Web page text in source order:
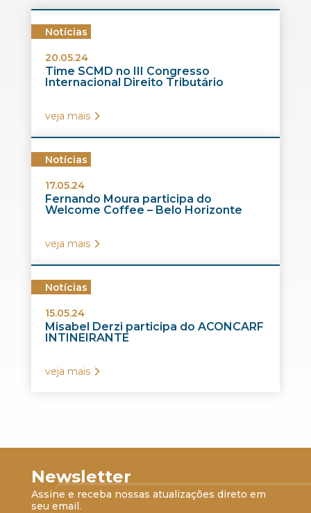
Notícias
20.05.24
Time SCMD no III Congresso
Internacional Direito Tributário
veja mais
Notícias
17.05.24
Fernando Moura participa do
Welcome Coffee – Belo Horizonte
veja mais
Notícias
15.05.24
Misabel Derzi participa do ACONCARF
INTINEIRANTE
veja mais
Newsletter
Assine e receba nossas atualizações direto em
seu email.